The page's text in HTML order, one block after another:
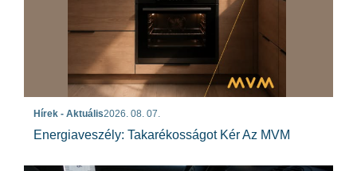
Hírek - Aktuális2026. 08. 07.
Energiaveszély: Takarékosságot Kér Az MVM